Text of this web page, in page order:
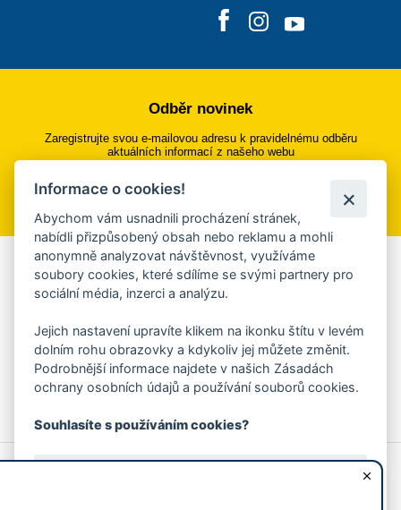
Odběr novinek
Zaregistrujte svou e-mailovou adresu k pravidelnému odběru
aktuálních informací z našeho webu
Přihlásit se k odběru
Aplikace Mobilní rozhlas
Chcete dostávat do svého mobilu či mailu upozornění na
ankety, pozvánky na kulturní a sportovní akce?
Více informací o aplikaci
© 2026 Magistrát města Zlína
Prohlášení o používání cookies
Informace o cookies!
Abychom vám usnadnili procházení stránek,
nabídli přizpůsobený obsah nebo reklamu a mohli
anonymně analyzovat návštěvnost, využíváme
soubory cookies, které sdílíme se svými partnery pro
sociální média, inzerci a analýzu.
Jejich nastavení upravíte klikem na ikonku štítu v levém
dolním rohu obrazovky a kdykoliv jej můžete změnit.
Podrobnější informace najdete v našich Zásadách
ochrany osobních údajů a používání souborů cookies.
Souhlasíte s používáním cookies?